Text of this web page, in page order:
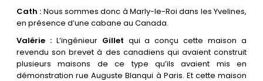
Cath : Nous sommes donc à Marly-le-Roi dans les Yvelines,
en présence d’une cabane au Canada.
Valérie : L’ingénieur Gillet qui a conçu cette maison a
revendu son brevet à des canadiens qui avaient construit
plusieurs maisons de ce type qu’ils avaient mis en
démonstration rue Auguste Blanqui à Paris. Et cette maison